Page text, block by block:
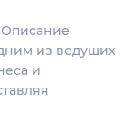
из ведущих
и